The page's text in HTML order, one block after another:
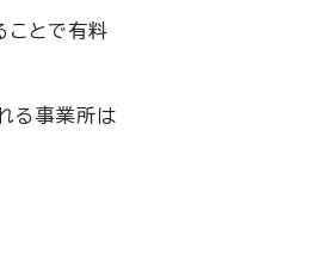
ことで有料
る事業所は